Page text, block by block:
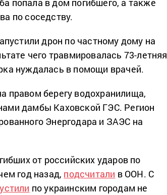
попала в дом погибшего, а также
по соседству.
дрон по частному дому на
чего травмировалась 73-летняя
нуждалась в помощи врачей.
правом берегу водохранилища,
дамбы Каховской ГЭС. Регион
Энергодара и ЗАЭС на
от российских ударов по
год назад, подсчитали в ООН. С
по украинским городам не